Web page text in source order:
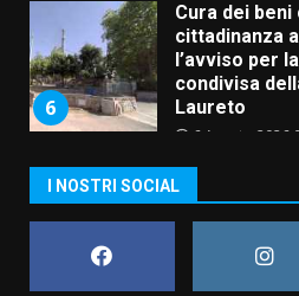
6
Cura dei beni
cittadinanza
l’avviso per
condivisa
Laureto
6 Agosto 2026
assoluta de
Belvedere. Il
6 Agosto 2026
I NOSTRI SOCIAL